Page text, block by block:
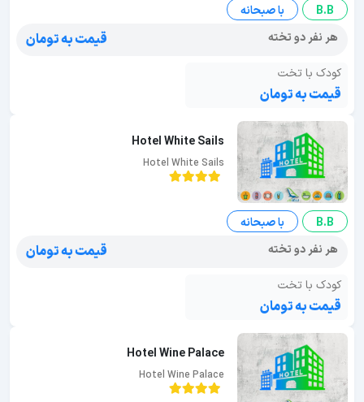
B.B
با صبحانه
هر نفر دو تخته
قیمت به تومان
کودک با تخت
قیمت به تومان
Hotel White Sails
Hotel White Sails
B.B
با صبحانه
هر نفر دو تخته
قیمت به تومان
کودک با تخت
قیمت به تومان
Hotel Wine Palace
Hotel Wine Palace